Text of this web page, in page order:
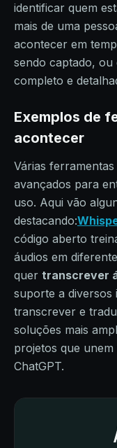
identificar quem
mais de uma
acontecer em
sendo captado, ou
completo e
Exemplos de
acontecer
Várias ferramentas
avançados para
uso. Aqui vão
destacando:
código aberto
áudios em
quer transcrever
suporte a diversos
transcrever e
soluções mais
projetos que
ChatGPT.